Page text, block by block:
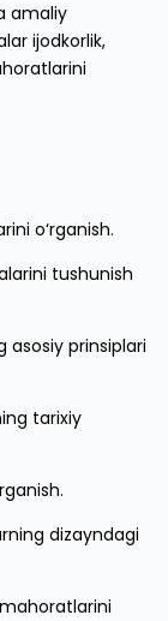
amaliy
ijodkorlik,
o‘rganish.
tushunish
asosiy prinsiplari
tarixiy
dizayndagi